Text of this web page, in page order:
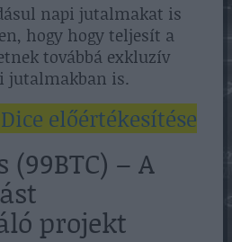
napi jutalmakat is
hogy hogy teljesít a
továbbá exkluzív
jutalmakban is.
előértékesítése
– A
projekt